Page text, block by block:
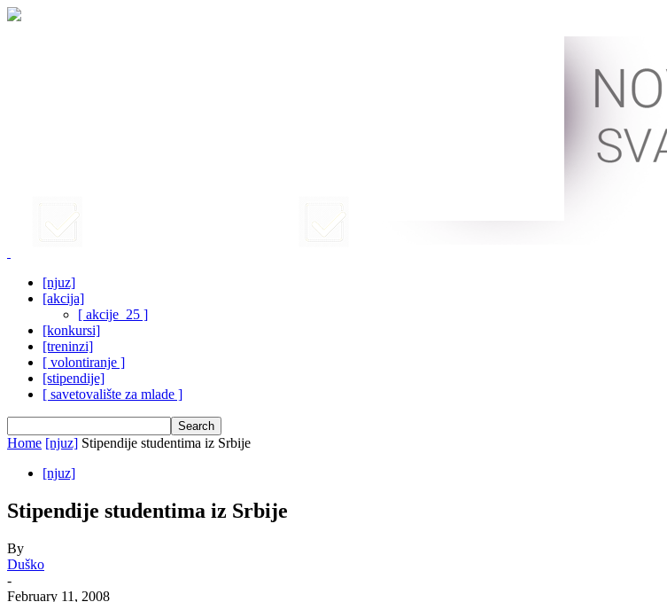
[njuz]
[akcija]
[ akcije_25 ]
[konkursi]
[treninzi]
[ volontiranje ]
[stipendije]
[ savetovalište za mlade ]
Home [njuz] Stipendije studentima iz Srbije
[njuz]
Stipendije studentima iz Srbije
By
Duško
-
February 11, 2008